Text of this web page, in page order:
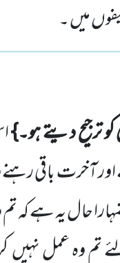
میں ۔
ترجیح دیتے ہو۔}
آخرت باقی رہنے
حال یہ ہے کہ تم
تم وہ عمل